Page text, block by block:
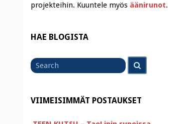
projekteihin. Kuuntele myös äänirunot.
HAE BLOGISTA
for
VIIMEISIMMÄT POSTAUKSET